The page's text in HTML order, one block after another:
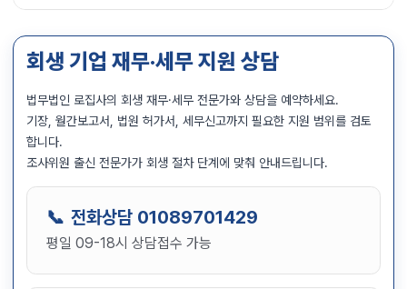
회생 기업 재무·세무 지원 상담
법무법인 로집사의 회생 재무·세무 전문가와 상담을 예약하세요.
기장, 월간보고서, 법원 허가서, 세무신고까지 필요한 지원 범위를 검토
합니다.
조사위원 출신 전문가가 회생 절차 단계에 맞춰 안내드립니다.
전화상담 01089701429
평일 09-18시 상담접수 가능